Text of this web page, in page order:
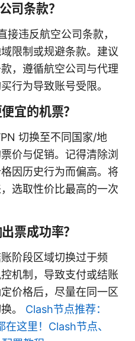
司条款？
违反航空公司条款，
限制或规避条款。建议
，遵循航空公司与代理
行为导致账号受限。
宜的机票？
切换至不同国家/地
价与促销。记得清除浏
因历史行为而偏高。将
选取性价比最高的一次
票成功率？
阶段区域切换过于频
机制，导致支付或结账
价格后，尽量在同一区
。 Clash节点推荐：
这里！Clash节点、